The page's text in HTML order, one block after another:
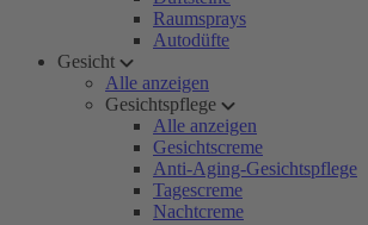
Raumsprays
Autodüfte
Gesicht
Alle anzeigen
Gesichtspflege
Alle anzeigen
Gesichtscreme
Anti-Aging-Gesichtspflege
Tagescreme
Nachtcreme